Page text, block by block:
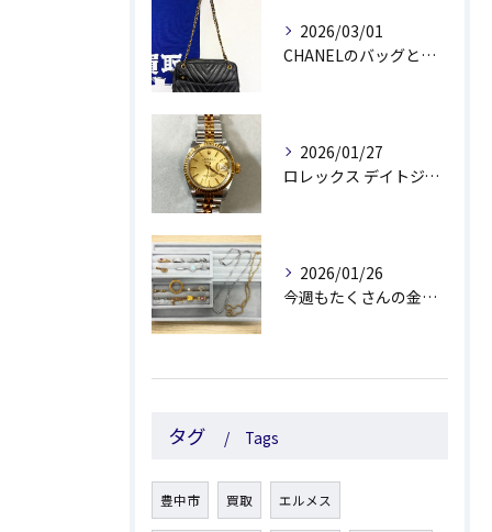
2026/03/01
CHANELのバッグとルイ・ヴィトンの靴をお買取しました😊💰
2026/01/27
ロレックス デイトジャストをお買取しました😊
2026/01/26
今週もたくさんの金製品・プラチナ製品のお買取しました✨
タグ Tags
豊中市 買取 エルメス